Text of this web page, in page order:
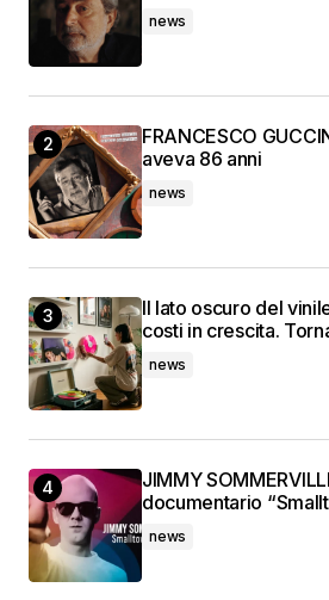
news
FRANCESCO
aveva 86 anni
news
Il lato oscuro del
costi in crescita.
news
JIMMY
documentario
news